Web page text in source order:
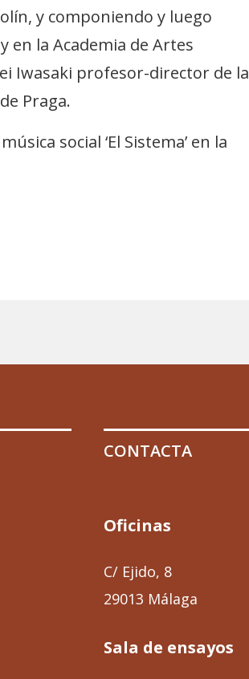
y componiendo y luego
en la Academia de Artes
Iwasaki profesor-director de la
Praga.
social ‘El Sistema’ en la
CONTACTA
Oficinas
C/ Ejido, 8
29013 Málaga
Sala de ensayos